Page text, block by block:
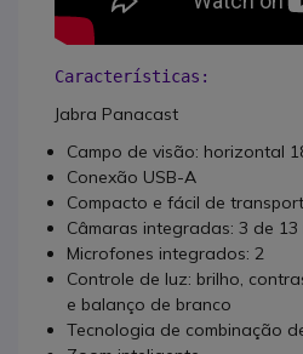
Características:
Jabra Panacast
Campo de visão: horizontal
Conexão USB-A
Compacto e fácil de
Câmaras integradas: 3 de 13
Microfones integrados: 2
Controle de luz: brilho,
e balanço de branco
Tecnologia de combinação